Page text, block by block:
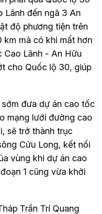
Lãnh đến ngã 3 An
độ phương tiện trên
mà có khi mất hơn
Cao Lãnh - An Hữu
cho Quốc lộ 30, giúp
đưa dự án cao tốc
mạng lưới đường cao
sẽ trở thành trục
Cửu Long, kết nối
vùng khi dự án cao
1 cũng vừa khởi
Trần Trí Quang